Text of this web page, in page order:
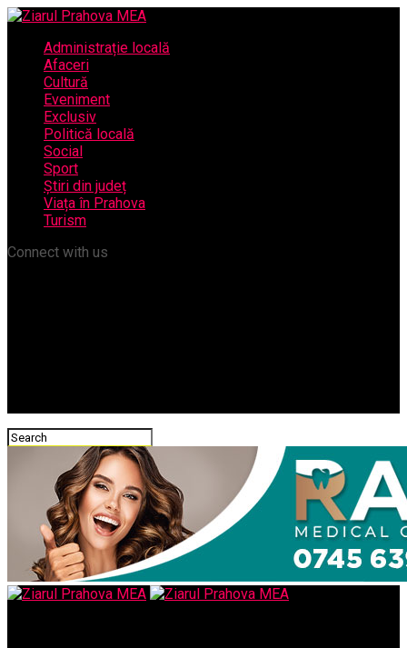
Administrație locală
Afaceri
Cultură
Eveniment
Exclusiv
Politică locală
Social
Sport
Știri din județ
Viața în Prahova
Turism
Connect with us